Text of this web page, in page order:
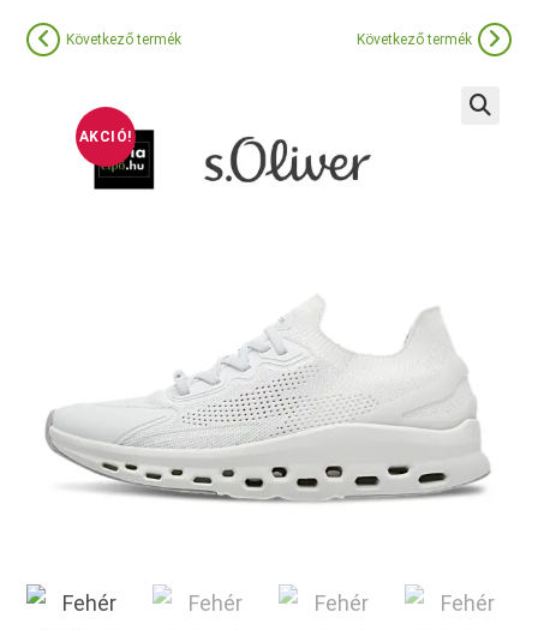
AKCIÓ!
Következő termék Következő termék